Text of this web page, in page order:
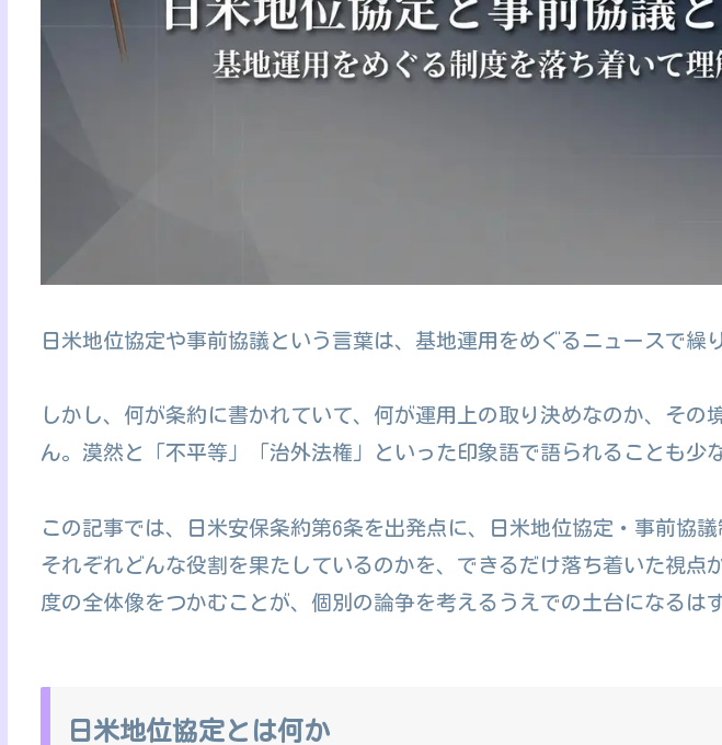
日米地位協定や事前協議という言葉は、基地運用をめぐるニュースで繰
しかし、何が条約に書かれていて、何が運用上の取り決めなのか、その
ん。漠然と「不平等」「治外法権」といった印象語で語られることも少
この記事では、日米安保条約第6条を出発点に、日米地位協定・事前協
それぞれどんな役割を果たしているのかを、できるだけ落ち着いた視点
度の全体像をつかむことが、個別の論争を考えるうえでの土台になるは
日米地位協定とは何か